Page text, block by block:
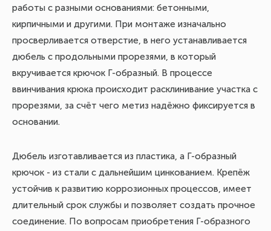
работы с разными основаниями: бетонными,
кирпичными и другими. При монтаже изначально
просверливается отверстие, в него устанавливается
дюбель с продольными прорезями, в который
вкручивается крючок Г-образный. В процессе
ввинчивания крюка происходит расклинивание участка с
прорезями, за счёт чего метиз надёжно фиксируется в
основании.
Дюбель изготавливается из пластика, а Г-образный
крючок - из стали с дальнейшим цинкованием. Крепёж
устойчив к развитию коррозионных процессов, имеет
длительный срок службы и позволяет создать прочное
соединение. По вопросам приобретения Г-образного